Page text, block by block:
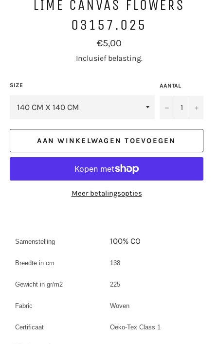
LIME CANVAS FLOWERS
03157.025
Normale
prijs
€5,00
Inclusief belasting.
SIZE AANTAL
− +
AAN WINKELWAGEN TOEVOEGEN
Meer betalingsopties
Samenstelling 100% CO
Breedte in cm 138
Gewicht in gr/m2 225
Fabric Woven
Certificaat Oeko-Tex Class 1